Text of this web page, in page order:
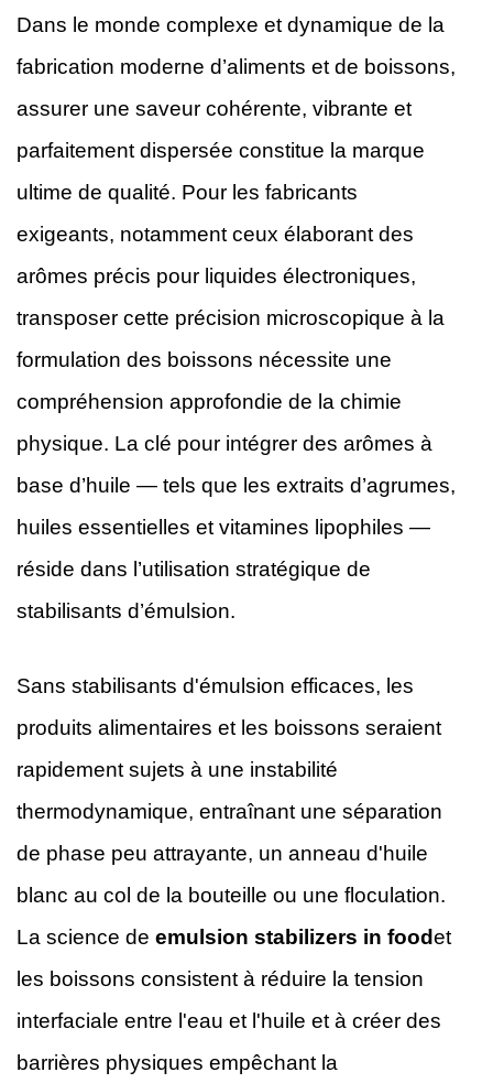
Dans le monde complexe et dynamique de la
fabrication moderne d’aliments et de boissons,
assurer une saveur cohérente, vibrante et
parfaitement dispersée constitue la marque
ultime de qualité. Pour les fabricants
exigeants, notamment ceux élaborant des
arômes précis pour liquides électroniques,
transposer cette précision microscopique à la
formulation des boissons nécessite une
compréhension approfondie de la chimie
physique. La clé pour intégrer des arômes à
base d’huile — tels que les extraits d’agrumes,
huiles essentielles et vitamines lipophiles —
réside dans l’utilisation stratégique de
stabilisants d’émulsion.
Sans stabilisants d'émulsion efficaces, les
produits alimentaires et les boissons seraient
rapidement sujets à une instabilité
thermodynamique, entraînant une séparation
de phase peu attrayante, un anneau d'huile
blanc au col de la bouteille ou une floculation.
La science de emulsion stabilizers in foodet
les boissons consistent à réduire la tension
interfaciale entre l'eau et l'huile et à créer des
barrières physiques empêchant la